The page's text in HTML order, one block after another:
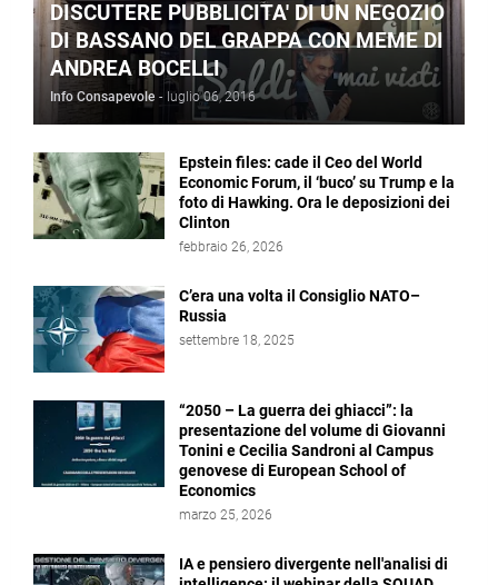
DISCUTERE PUBBLICITA' DI UN NEGOZIO
DI BASSANO DEL GRAPPA CON MEME DI
ANDREA BOCELLI
Info Consapevole - luglio 06, 2016
Epstein files: cade il Ceo del World
Economic Forum, il ‘buco’ su Trump e la
foto di Hawking. Ora le deposizioni dei
Clinton
febbraio 26, 2026
C’era una volta il Consiglio NATO–
Russia
settembre 18, 2025
“2050 – La guerra dei ghiacci”: la
presentazione del volume di Giovanni
Tonini e Cecilia Sandroni al Campus
genovese di European School of
Economics
marzo 25, 2026
IA e pensiero divergente nell'analisi di